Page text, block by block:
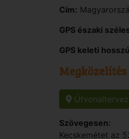
Cím:
GPS északi
GPS keleti
Megközelítés
Szövegesen:
Kecskemétet az